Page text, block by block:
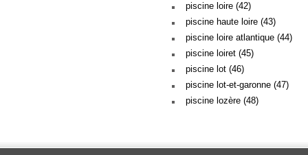
piscine loire (42)
piscine haute loire (43)
piscine loire atlantique (44)
piscine loiret (45)
piscine lot (46)
piscine lot-et-garonne (47)
piscine lozère (48)